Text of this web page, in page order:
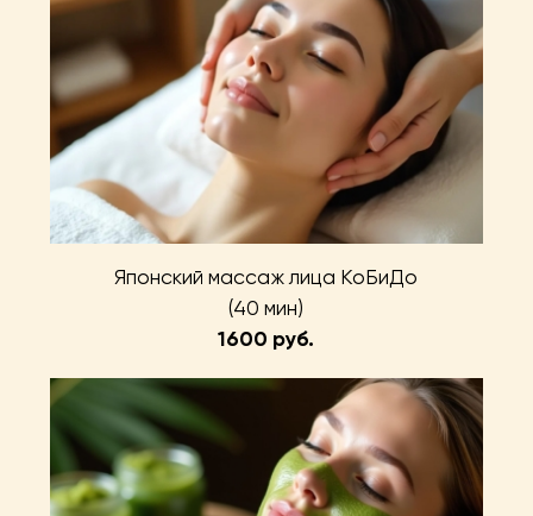
Японский массаж лица КоБиДо
(40 мин)
1600 руб.